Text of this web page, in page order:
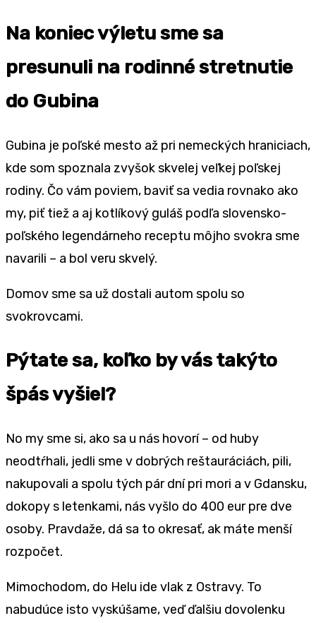
Na koniec výletu sme sa
presunuli na rodinné stretnutie
do Gubina
Gubina je poľské mesto až pri nemeckých hraniciach,
kde som spoznala zvyšok skvelej veľkej poľskej
rodiny. Čo vám poviem, baviť sa vedia rovnako ako
my, piť tiež a aj kotlíkový guláš podľa slovensko-
poľského legendárneho receptu môjho svokra sme
navarili – a bol veru skvelý.
Domov sme sa už dostali autom spolu so
svokrovcami.
Pýtate sa, koľko by vás takýto
špás vyšiel?
No my sme si, ako sa u nás hovorí – od huby
neodtŕhali, jedli sme v dobrých reštauráciách, pili,
nakupovali a spolu tých pár dní pri mori a v Gdansku,
dokopy s letenkami, nás vyšlo do 400 eur pre dve
osoby. Pravdaže, dá sa to okresať, ak máte menší
rozpočet.
Mimochodom, do Helu ide vlak z Ostravy. To
nabudúce isto vyskúšame, veď ďalšiu dovolenku